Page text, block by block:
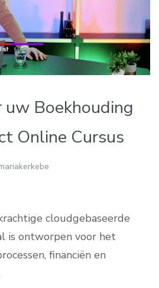
Boekhouding
Online Cursus
cloudgebaseerde
is ontworpen voor het
financiën en